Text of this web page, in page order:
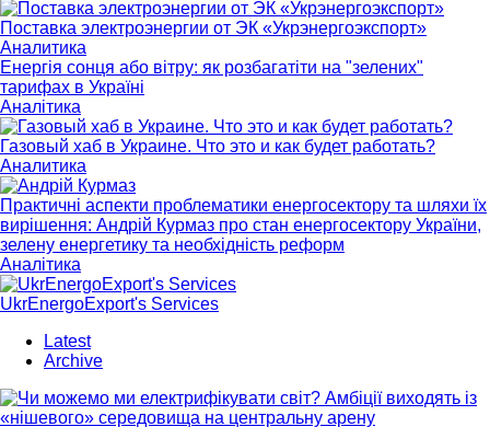
Поставка электроэнергии от ЭК «Укрэнергоэкспорт»
Аналитика
Енергія сонця або вітру: як розбагатіти на "зелених"
тарифах в Україні
Аналітика
Газовый хаб в Украине. Что это и как будет работать?
Аналитика
Практичні аспекти проблематики енергосектору та шляхи їх
вирішення: Андрій Курмаз про стан енергосектору України,
зелену енергетику та необхідність реформ
Аналітика
UkrEnergoExport's Services
Latest
Archive